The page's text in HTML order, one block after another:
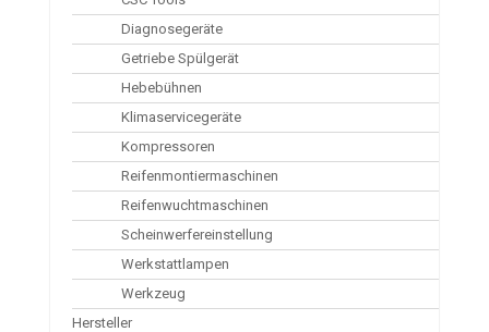
Diagnosegeräte
Getriebe Spülgerät
Hebebühnen
Klimaservicegeräte
Kompressoren
Reifenmontiermaschinen
Reifenwuchtmaschinen
Scheinwerfereinstellung
Werkstattlampen
Werkzeug
Hersteller